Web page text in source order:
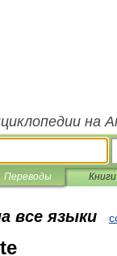
на
Переводы Книги
все языки